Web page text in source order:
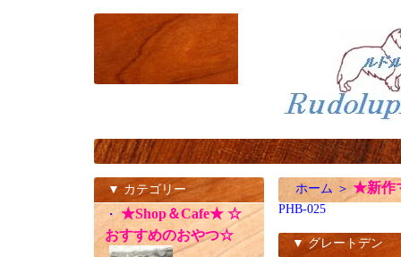
▼ カテゴリー
・ ★Shop＆Cafe★ ☆
おすすめのおやつ☆
ホーム ＞★新作
PHB-025
▼ グレートデン